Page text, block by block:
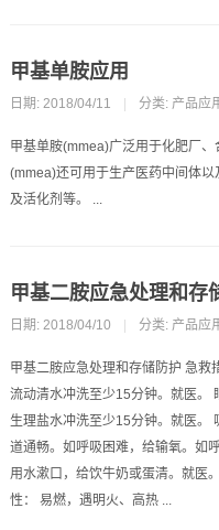
甲基单胺应用
日期: 2018/04/11 分类: 产品应
甲基单胺(mmea)广泛用于化肥厂
(mmea)还可用于生产医药中间体
及活化剂等。 ...
甲基二胺应急处理和存
日期: 2018/04/10 分类: 产品应
甲基二胺应急处理和存储防护 急救
流动清水冲洗至少15分钟。就医。
生理盐水冲洗至少15分钟。就医。
道通畅。如呼吸困难，给输氧。如
用水漱口，给饮牛奶或蛋清。就医
性： 易燃，遇明火、高热 ...